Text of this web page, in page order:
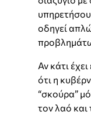
οδηγεί
Αν κάτι
ότι η
“σκούρα”
τον λαό και